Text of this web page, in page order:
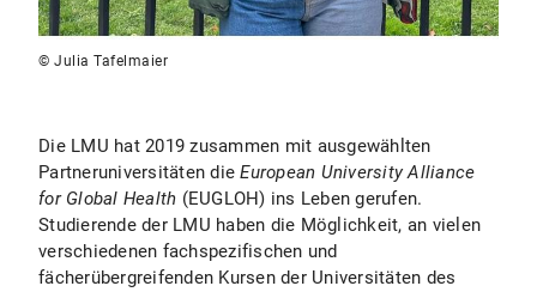
© Julia Tafelmaier
Die LMU hat 2019 zusammen mit ausgewählten
Partneruniversitäten dieEuropean University Alliance
for Global Health (EUGLOH) ins Leben gerufen.
Studierende der LMU haben die Möglichkeit, an vielen
verschiedenen fachspezifischen und
fächerübergreifenden Kursen der Universitäten des